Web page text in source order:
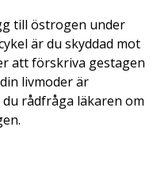
till östrogen under
är du skyddad mot
att förskriva gestagen
livmoder är
rådfråga läkaren om